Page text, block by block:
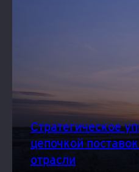
Стратегическое
цепочкой
отрасли